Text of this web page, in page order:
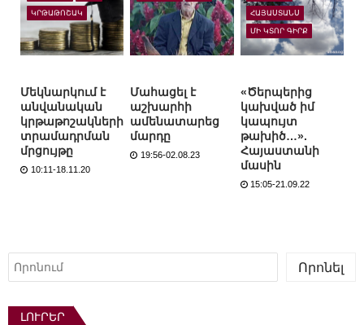
ԿՐԹԱԹՈՇԱԿ
Մեկնարկում է
անվանական
կրթաթոշակների
տրամադրման
մրցույթը
10:11-18.11.20
Մահացել է
աշխարհի
ամենատարեց
մարդը
19:56-02.08.23
ՀԱՅԱՍՏԱՆՍ
ՄԻ ԿՏՈՐ ԳԻՐՔ
«Ծերպերից
կախված իմ
կապույտ
թախիծ…».
Հայաստանի
մասին
15:05-21.09.22
Որոնել
Որոնել
ԼՈՒՐԵՐ